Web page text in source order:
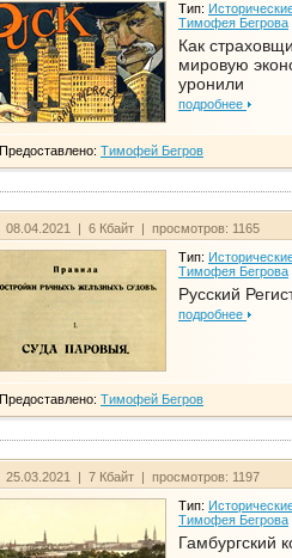
Тип:
Тимофея Бегрова
Как
мировую
уронили
подробнее
Предоставлено: Тимофей Бегров
08.04.2021 | 6 Кбайт | просмотров: 1165
Тип:
Тимофея Бегрова
Русский
подробнее
Предоставлено: Тимофей Бегров
25.03.2021 | 7 Кбайт | просмотров: 1197
Тип:
Тимофея Бегрова
Гамбургский